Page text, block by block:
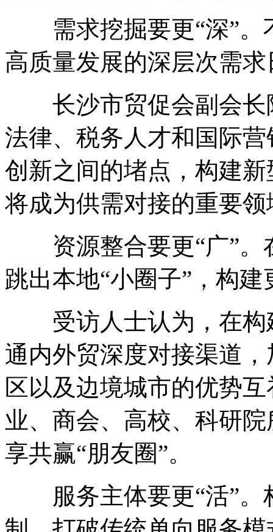
需求挖掘要更“深”。
高质量发展的深层次需
长沙市贸促会副会长
法律、税务人才和国际
创新之间的堵点，构建
将成为供需对接的重要领
资源整合要更“广”。
跳出本地“小圈子”，构
受访人士认为，在构
通内外贸深度对接渠道
区以及边境城市的优势
业、商会、高校、科研
享共赢“朋友圈”。
服务主体要更“活”。